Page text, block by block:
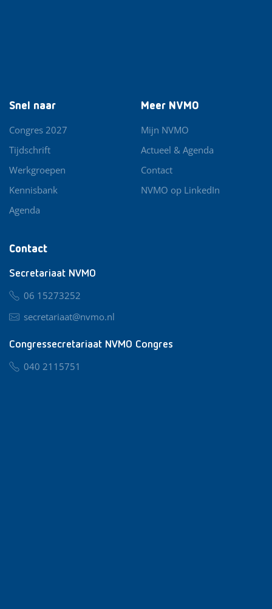
Contact
Secretariaat NVMO
06 15273252
secretariaat@nvmo.nl
Congressecretariaat NVMO Congres
040 2115751
Snel naar
Congres 2027
Tijdschrift
Werkgroepen
Kennisbank
Agenda
Meer NVMO
Mijn NVMO
Actueel & Agenda
Contact
NVMO op LinkedIn